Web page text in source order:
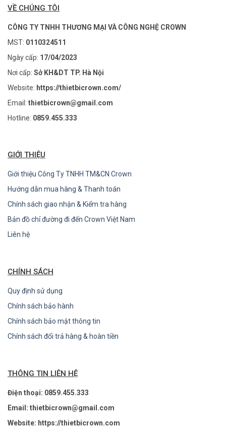
VỀ CHÚNG TÔI
CÔNG TY TNHH THƯƠNG MẠI VÀ CÔNG NGHỆ CROWN
MST: 0110324511
Ngày cấp: 17/04/2023
Nơi cấp: Sở KH&DT TP. Hà Nội
Website: https://thietbicrown.com/
Email: thietbicrown@gmail.com
Hotline: 0859.455.333
GIỚI THIỆU
Giới thiệu Công Ty TNHH TM&CN Crown
Hướng dẫn mua hàng & Thanh toán
Chính sách giao nhận & Kiểm tra hàng
Bản đồ chỉ đường đi đến Crown Việt Nam
Liên hệ
CHÍNH SÁCH
Quy định sử dụng
Chính sách bảo hành
Chính sách bảo mật thông tin
Chính sách đổi trả hàng & hoàn tiền
THÔNG TIN LIÊN HỆ
Điện thoại: 0859.455.333
Email: thietbicrown@gmail.com
Website: https://thietbicrown.com